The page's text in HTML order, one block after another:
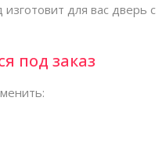
для вас дверь с
под заказ